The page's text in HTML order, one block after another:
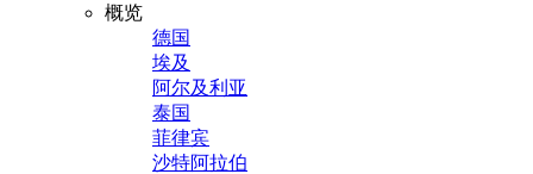
概览
德国
埃及
阿尔及利亚
泰国
菲律宾
沙特阿拉伯